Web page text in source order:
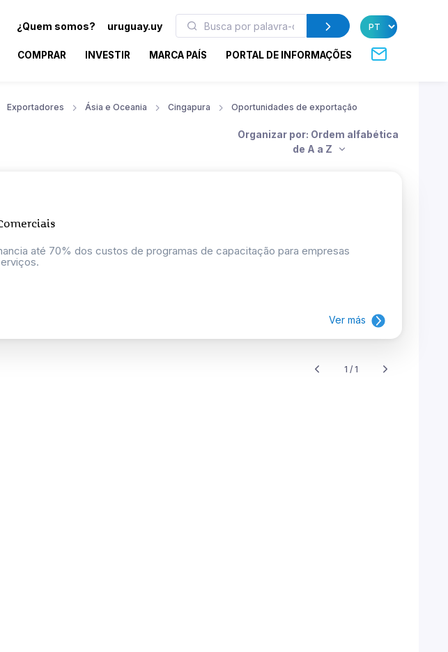
¿Quem somos? uruguay.uy
COMPRAR INVESTIR MARCA PAÍS PORTAL DE INFORMAÇÕES
Exportadores Ásia e Oceania Cingapura Oportunidades de exportação
Organizar por: Ordem alfabética
de A a Z
até 70% dos custos de programas de capacitação para empresas
Ver más
1 / 1